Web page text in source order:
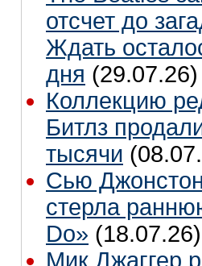
отсчет до
Ждать
дня (29.07.26)
Коллекцию
Битлз
тысячи
Сью
стерла
Do» (18.07.26)
Мик Джаггер